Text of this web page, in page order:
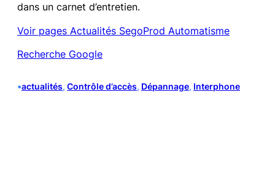
dans un carnet d’entretien.
Voir pages Actualités SegoProd Automatisme
Recherche Google
•actualités, Contrôle d’accès, Dépannage, Interphone